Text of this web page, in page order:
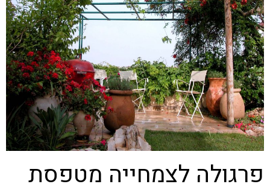
פרגולה לצמחייה מטפסת